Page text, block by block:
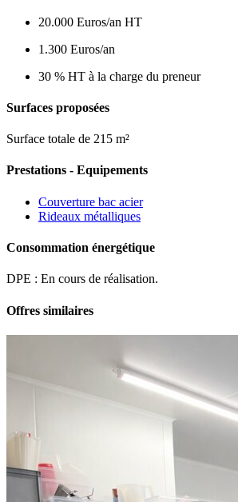
20.000 Euros/an HT
1.300 Euros/an
30 % HT à la charge du preneur
Surfaces proposées
Surface totale de 215 m²
Prestations - Equipements
Couverture bac acier
Rideaux métalliques
Consommation énergétique
DPE : En cours de réalisation.
Offres similaires